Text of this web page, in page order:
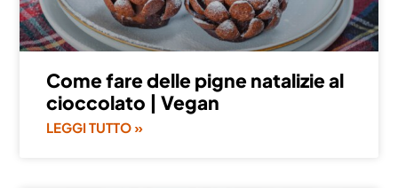
Come fare delle pigne natalizie al
cioccolato | Vegan
LEGGI TUTTO »